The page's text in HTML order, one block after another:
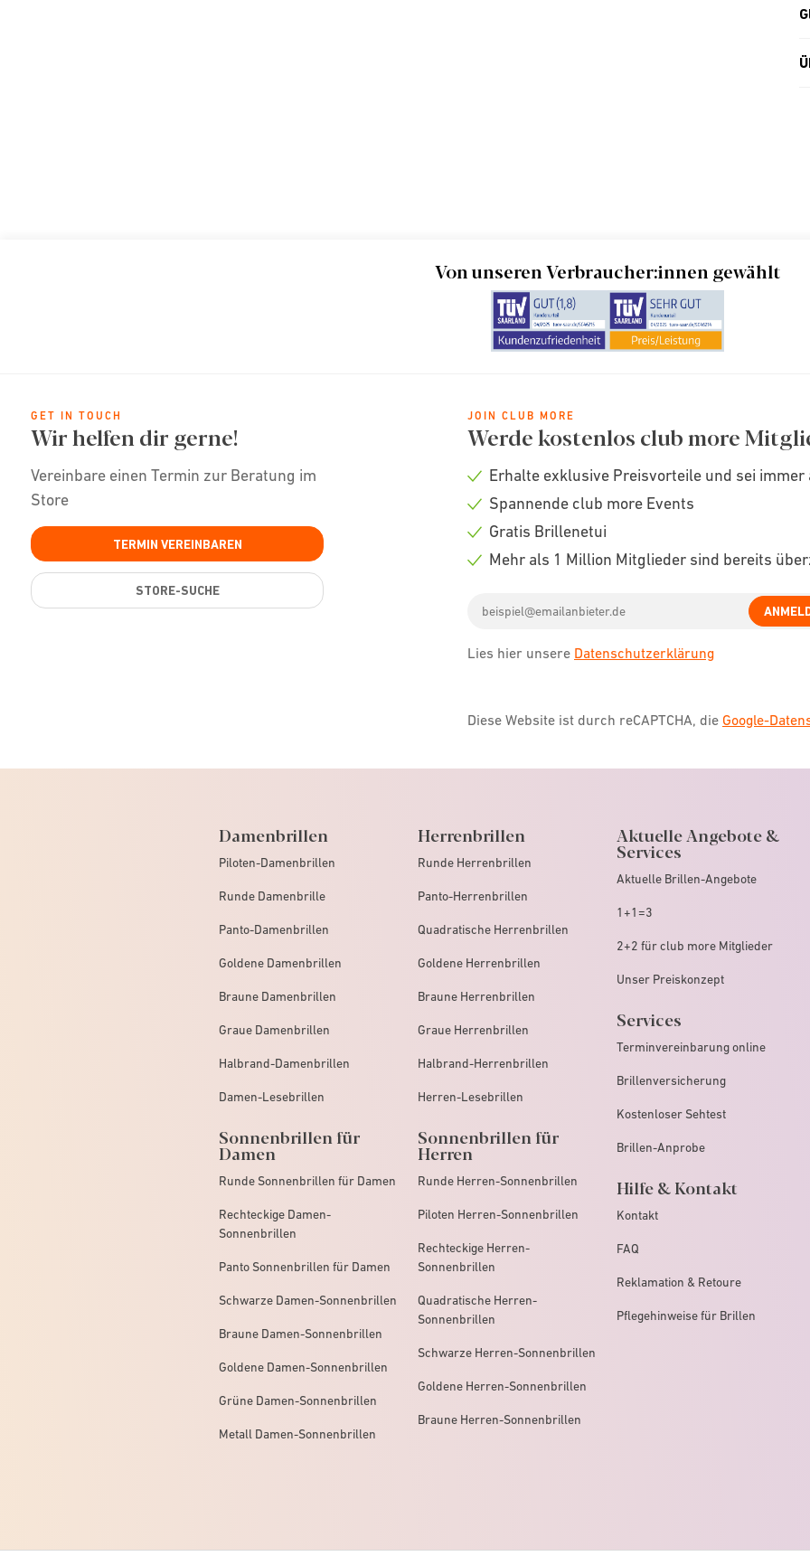
Von unseren Verbraucher:innen gewählt
GET IN TOUCH
Wir helfen dir gerne!
Vereinbare einen Termin zur Beratung im
Store
TERMIN VEREINBAREN
STORE-SUCHE
JOIN CLUB MORE
Werde kostenlos club more
Check
Erhalte exklusive Preisvorteile und sei
Check
Spannende club more Events
Check
Gratis Brillenetui
Mehr als 1 Million Mitglieder sind bereits
address
Lies hier unsere Datenschutzerklärung
Diese Website ist durch reCAPTCHA, die Google-
Damenbrillen
Piloten-Damenbrillen
Runde Damenbrille
Panto-Damenbrillen
Goldene Damenbrillen
Braune Damenbrillen
Graue Damenbrillen
Halbrand-Damenbrillen
Damen-Lesebrillen
Sonnenbrillen für
Damen
Runde Sonnenbrillen für Damen
Rechteckige Damen-
Sonnenbrillen
Panto Sonnenbrillen für Damen
Schwarze Damen-Sonnenbrillen
Braune Damen-Sonnenbrillen
Goldene Damen-Sonnenbrillen
Grüne Damen-Sonnenbrillen
Metall Damen-Sonnenbrillen
Herrenbrillen
Runde Herrenbrillen
Panto-Herrenbrillen
Quadratische Herrenbrillen
Goldene Herrenbrillen
Braune Herrenbrillen
Graue Herrenbrillen
Halbrand-Herrenbrillen
Herren-Lesebrillen
Sonnenbrillen für
Herren
Runde Herren-Sonnenbrillen
Piloten Herren-Sonnenbrillen
Rechteckige Herren-
Sonnenbrillen
Quadratische Herren-
Sonnenbrillen
Schwarze Herren-Sonnenbrillen
Goldene Herren-Sonnenbrillen
Braune Herren-Sonnenbrillen
Aktuelle Angebote &
Services
Aktuelle Brillen-Angebote
1+1=3
2+2 für club more Mitglieder
Unser Preiskonzept
Services
Terminvereinbarung online
Brillenversicherung
Kostenloser Sehtest
Brillen-Anprobe
Hilfe & Kontakt
Kontakt
FAQ
Reklamation & Retoure
Pflegehinweise für Brillen